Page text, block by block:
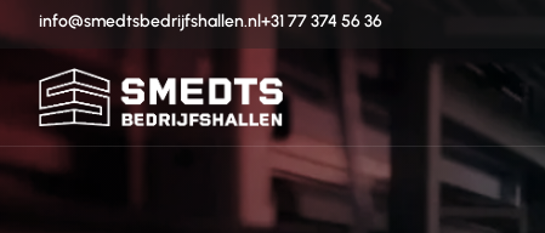
info@smedtsbedrijfshallen.nl+31 77 374 56 36